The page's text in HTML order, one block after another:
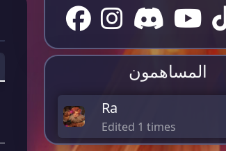
المساهمون
Ra
Edited 1 times